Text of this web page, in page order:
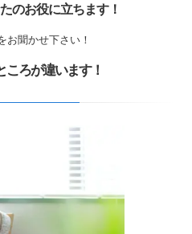
のお役に立ちます！
お聞かせ下さい！
ころが違います！